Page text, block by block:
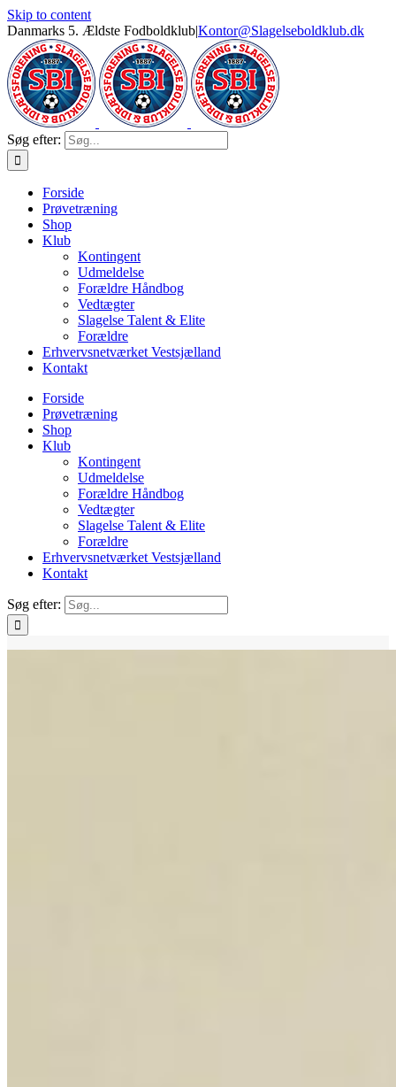
Skip to content
Danmarks 5. Ældste Fodboldklub|Kontor@Slagelseboldklub.dk
Søg efter:
Forside
Prøvetræning
Shop
Klub
Kontingent
Udmeldelse
Forældre Håndbog
Vedtægter
Slagelse Talent & Elite
Forældre
Erhvervsnetværket Vestsjælland
Kontakt
Forside
Prøvetræning
Shop
Klub
Kontingent
Udmeldelse
Forældre Håndbog
Vedtægter
Slagelse Talent & Elite
Forældre
Erhvervsnetværket Vestsjælland
Kontakt
Søg efter: